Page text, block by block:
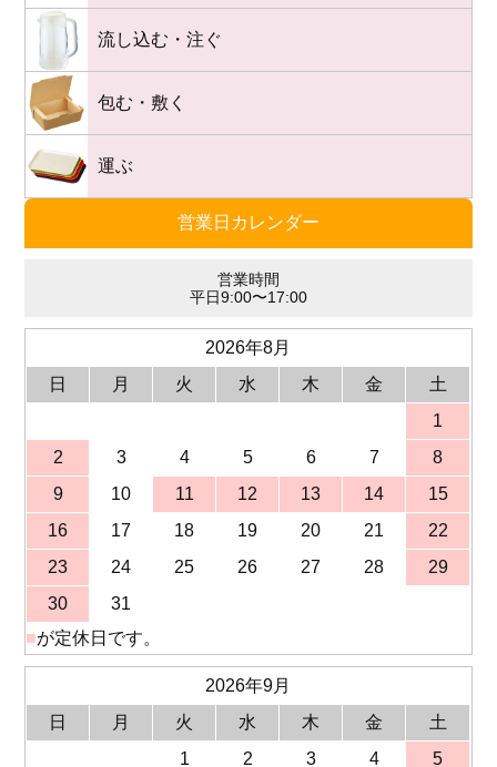
営業日カレンダー
営業時間
平日9:00〜17:00
2026年8月
日
月 火 水 木 金
土
1
2
3 4 5 6 7
8
9
10 11 12 13 14
15
16
17 18 19 20 21
22
23
24 25 26 27 28
29
30
31
■が定休日です。
2026年9月
日
月 火 水 木 金
土
1
2 3 4
5
流し込む・注ぐ
包む・敷く
運ぶ